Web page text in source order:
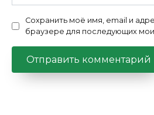
Сохранить моё имя, email и
браузере для последующих